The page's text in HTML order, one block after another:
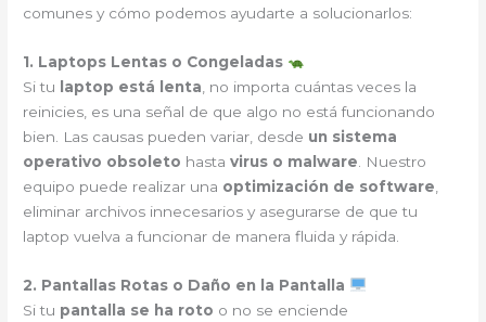
comunes y cómo podemos ayudarte a solucionarlos:
1. Laptops Lentas o Congeladas
Si tu
laptop está lenta , no importa cuántas veces la
reinicies, es una señal de que algo no está funcionando
bien. Las causas pueden variar, desde un sistema
operativo obsoleto hastavirus o malware . Nuestro
equipo puede realizar una optimización de software
eliminar archivos innecesarios y asegurarse de que tu
laptop vuelva a funcionar de manera fluida y rápida.
2. Pantallas Rotas o Daño en la Pantalla
Si tu pantalla se ha roto o no se enciende